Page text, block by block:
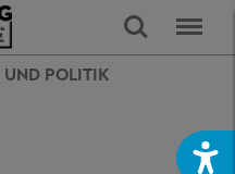
UND POLITIK